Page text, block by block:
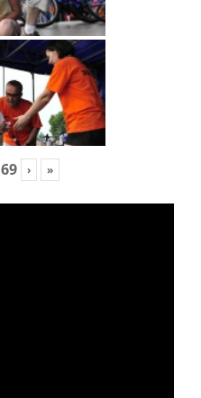
69 › »